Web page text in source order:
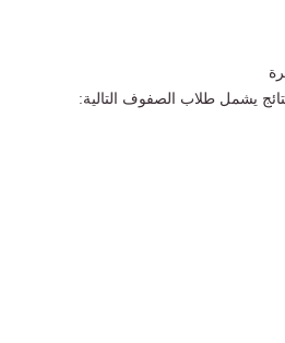
يشمل طلاب الصفوف التالية: